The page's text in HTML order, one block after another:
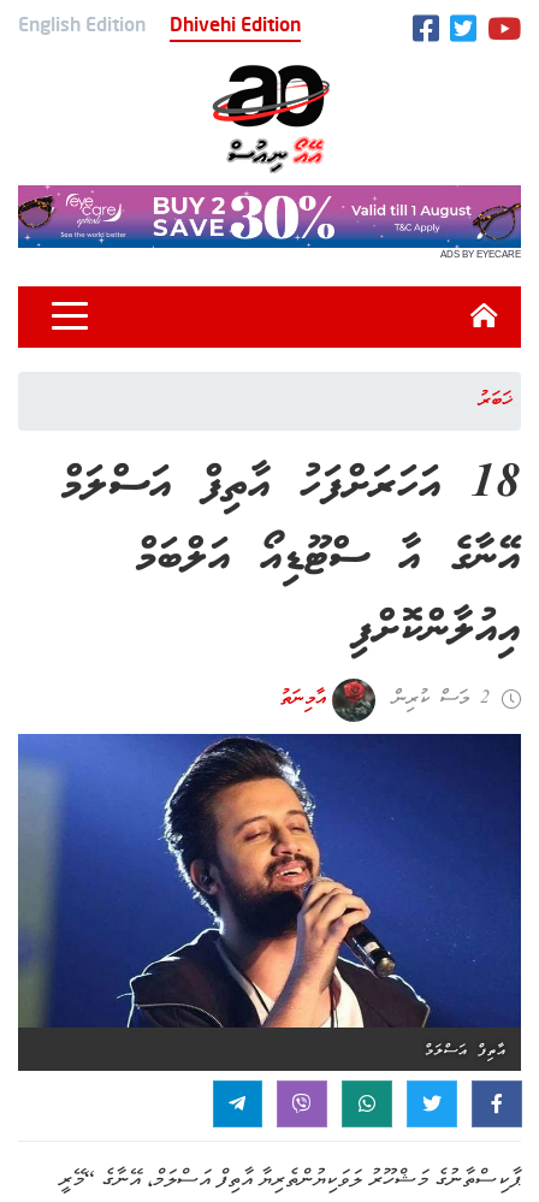
English Edition Dhivehi Edition
ADS BY EYECARE
ޚަބަރު
18 އަހަރަށްފަހު އާތިފް އަސްލަމް
އޭނާގެ އާ ސްޓޫޑިއޯ އަލްބަމް
އިއުލާންކޮށްފި
2 މަސް ކުރިން އާމިނަތު
އާތިފް އަސްލަމް
ޕާކިސްތާނުގެ މަޝްހޫރު ލަވަކިޔުންތެރިޔާ އާތިފް އަސްލަމް، އޭނާގެ “މޭރީ